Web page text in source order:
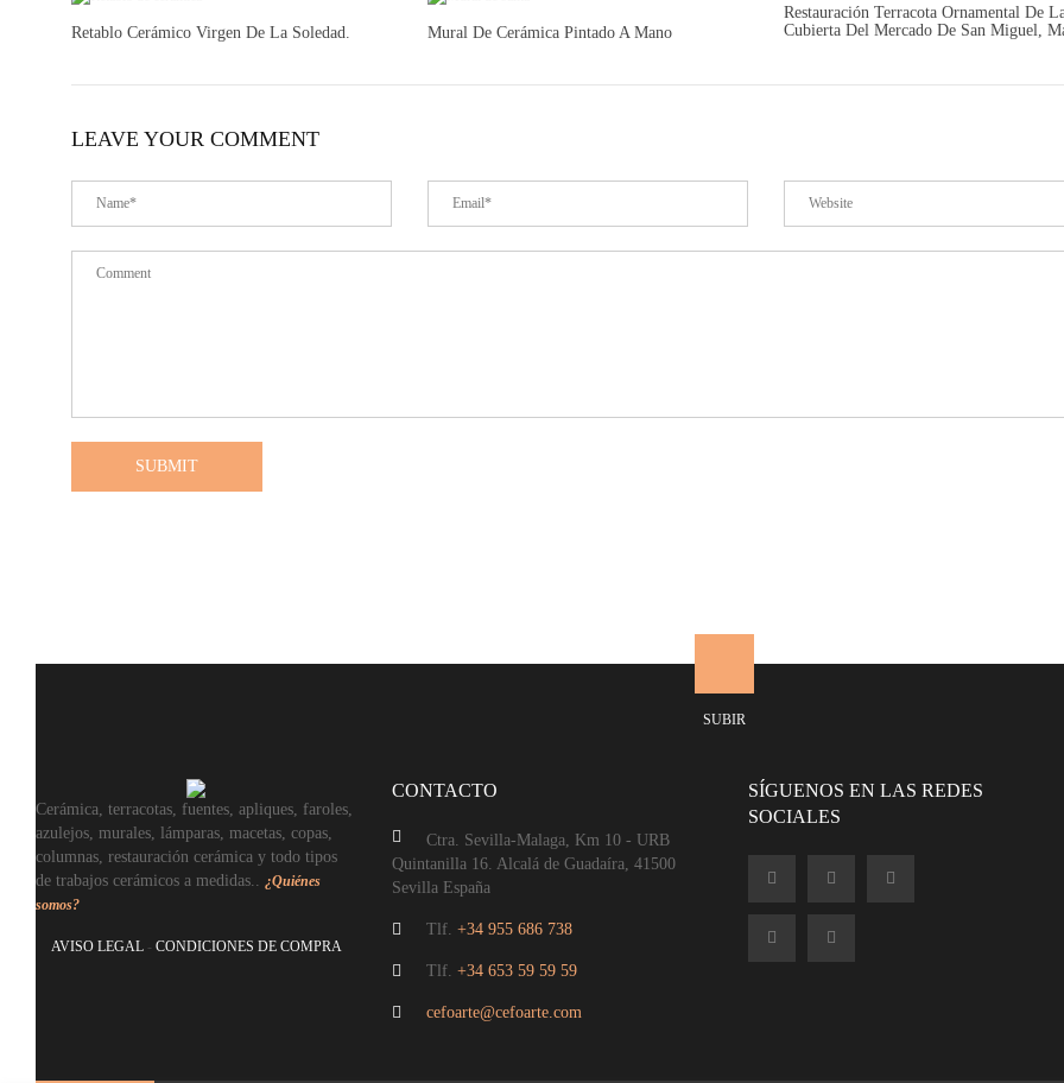
Retablo Cerámico Virgen De La Soledad. Mural De Cerámica Pintado A Mano
Restauración Terracota Ornamental De
Cubierta Del Mercado De San Miguel,
LEAVE YOUR COMMENT
SUBMIT
Cerámica, terracotas, fuentes, apliques, faroles,
azulejos, murales, lámparas, macetas, copas,
columnas, restauración cerámica y todo tipos
de trabajos cerámicos a medidas.. ¿Quiénes
somos?
AVISO LEGAL- CONDICIONES DE COMPRA
CONTACTO
Ctra. Sevilla-Malaga, Km 10 - URB
Quintanilla 16. Alcalá de Guadaíra, 41500
Sevilla España
Tlf. +34 955 686 738
Tlf. +34 653 59 59 59
cefoarte@cefoarte.com
SÍGUENOS EN LAS REDES
SOCIALES
SUBIR